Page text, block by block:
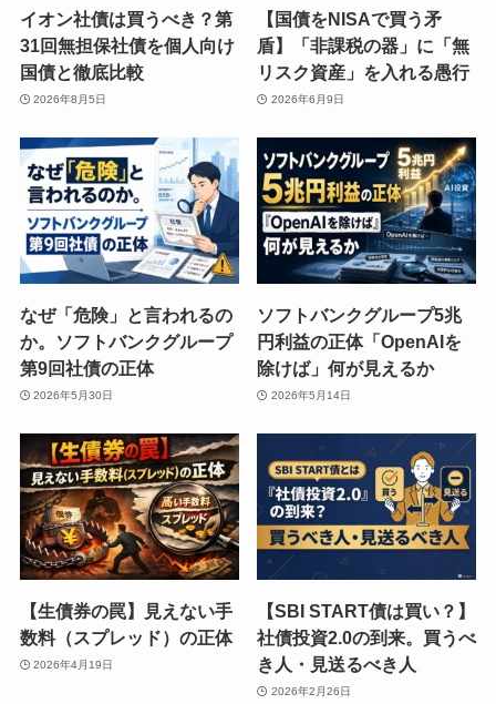
イオン社債は買うべき？第
31回無担保社債を個人向け
国債と徹底比較
2026年8月5日
【国債をNISAで買う矛
盾】「非課税の器」に「無
リスク資産」を入れる愚行
2026年6月9日
なぜ「危険」と言われるの
か。ソフトバンクグループ
第9回社債の正体
2026年5月30日
ソフトバンクグループ5兆
円利益の正体「OpenAIを
除けば」何が見えるか
2026年5月14日
【生債券の罠】見えない手
数料（スプレッド）の正体
2026年4月19日
【SBI START債は買い？】
社債投資2.0の到来。買うべ
き人・見送るべき人
2026年2月26日